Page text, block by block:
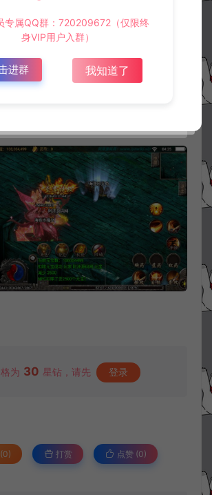
为 30 星钻，请先 登录
打赏 点赞 (0)
专属QQ群：720209672（仅限终
身VIP用户入群）
进群 我知道了